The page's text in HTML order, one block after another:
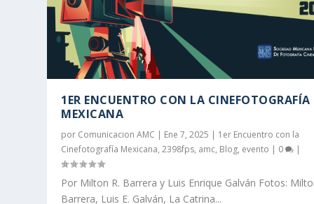
1ER ENCUENTRO CON LA CINEFOTOGRAFÍA
MEXICANA
por Comunicacion AMC | Ene 7, 2025 | 1er Encuentro con la
Cinefotografía Mexicana,2398fps, amc, Blog, evento | 0 |
Por Milton R. Barrera y Luis Enrique Galván Fotos:
Barrera, Luis E. Galván, La Catrina...